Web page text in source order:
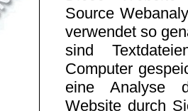
Source
verwendet so
sind
Computer
eine Analyse
Website durch